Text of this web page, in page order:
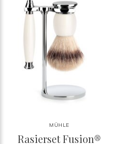
MÜHLE
Rasierset Fusion®